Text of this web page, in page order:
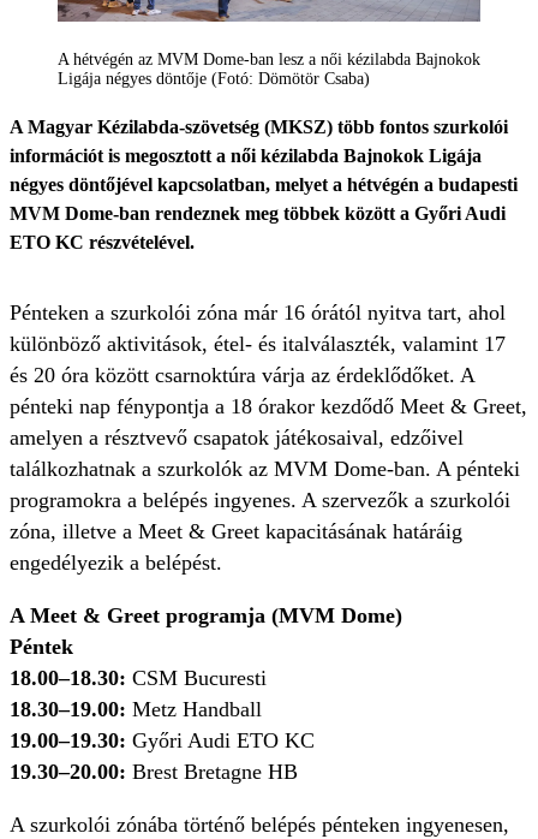
A hétvégén az MVM Dome-ban lesz a női kézilabda Bajnokok
Ligája négyes döntője (Fotó: Dömötör Csaba)
A Magyar Kézilabda-szövetség (MKSZ) több fontos szurkolói
információt is megosztott a női kézilabda Bajnokok Ligája
négyes döntőjével kapcsolatban, melyet a hétvégén a budapesti
MVM Dome-ban rendeznek meg többek között a Győri Audi
ETO KC részvételével.
Pénteken a szurkolói zóna már 16 órától nyitva tart, ahol
különböző aktivitások, étel- és italválaszték, valamint 17
és 20 óra között csarnoktúra várja az érdeklődőket. A
pénteki nap fénypontja a 18 órakor kezdődő Meet & Greet,
amelyen a résztvevő csapatok játékosaival, edzőivel
találkozhatnak a szurkolók az MVM Dome-ban. A pénteki
programokra a belépés ingyenes. A szervezők a szurkolói
zóna, illetve a Meet & Greet kapacitásának határáig
engedélyezik a belépést.
A Meet & Greet programja (MVM Dome)
Péntek
18.00–18.30: CSM Bucuresti
18.30–19.00: Metz Handball
19.00–19.30: Győri Audi ETO KC
19.30–20.00: Brest Bretagne HB
A szurkolói zónába történő belépés pénteken ingyenesen,